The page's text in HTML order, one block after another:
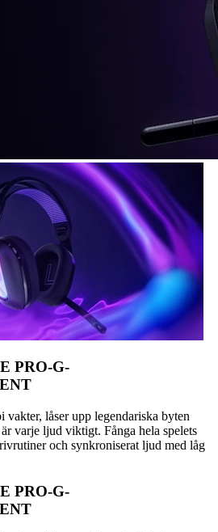
PRO-G-
vakter, låser upp legendariska byten
varje ljud viktigt. Fånga hela spelets
och synkroniserat ljud med låg
PRO-G-